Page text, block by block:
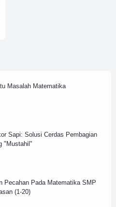
Masalah Matematika
Sapi: Solusi Cerdas Pembagian
"Mustahil"
Pecahan Pada Matematika SMP
(1-20)